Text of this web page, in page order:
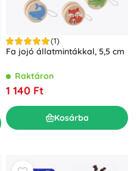
(1)
Fa jojó állatmintákkal, 5,5 cm
Raktáron
1 140 Ft
Kosárba